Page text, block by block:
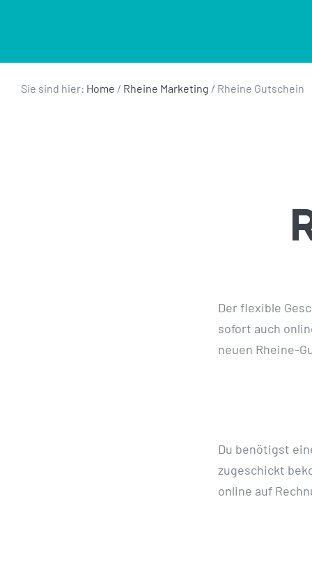
Sie sind hier: Home / Rheine Marketing / Rheine Gutschein
Der flexible
sofort auch
neuen Rheine-
Du benötigst
zugeschickt
online auf